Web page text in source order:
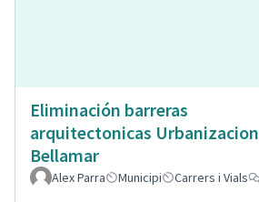
Eliminación barreras
arquitectonicas Urbanizacion
Bellamar
Alex Parra Municipi Carrers i Vials